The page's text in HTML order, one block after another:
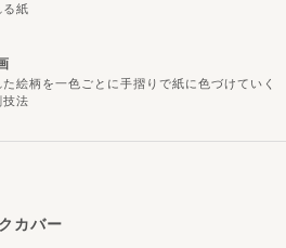
絵柄を一色ごとに手摺りで紙に色づけていく
技法
る紙
カバー